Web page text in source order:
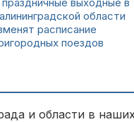
области
расписание
поездов
и области в